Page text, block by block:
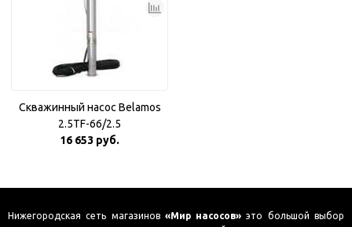
Скважинный насос Belamos
2.5TF-66/2.5
16 653 руб.
Нижегородская сеть магазинов «Мир насосов» это большой выбор